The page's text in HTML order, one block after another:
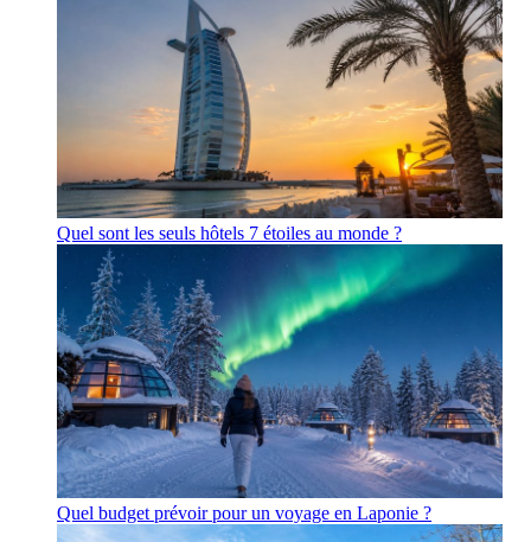
Quel sont les seuls hôtels 7 étoiles au monde ?
Quel budget prévoir pour un voyage en Laponie ?